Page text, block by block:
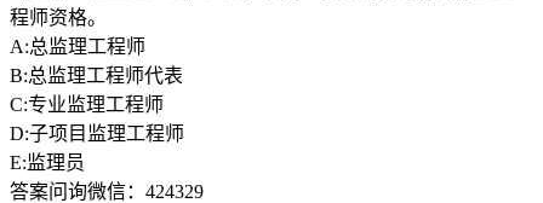
程师资格。
A:总监理工程师
B:总监理工程师代表
C:专业监理工程师
D:子项目监理工程师
E:监理员
答案问询微信：424329